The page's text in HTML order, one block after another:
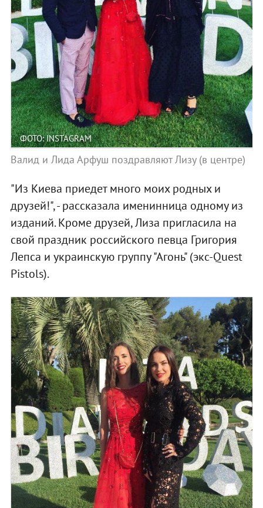
ФОТО: INSTAGRAM
Валид и Лида Арфуш поздравляют Лизу (в центре)
"Из Киева приедет много моих родных и
друзей!", - рассказала именинница одному из
изданий. Кроме друзей, Лиза пригласила на
свой праздник российского певца Григория
Лепса и украинскую группу "Агонь" (экс-Quest
Pistols).